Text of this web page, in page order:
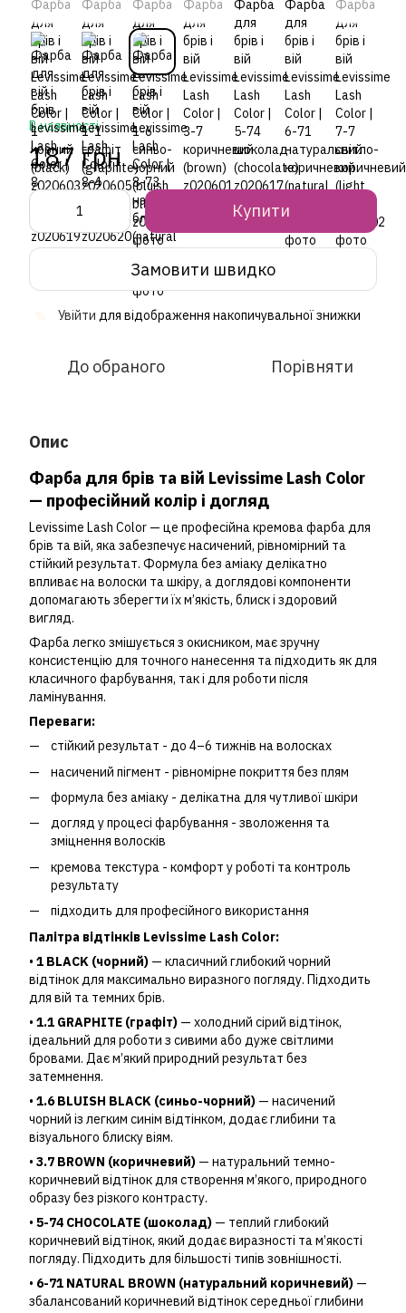
В наявності
187 грн
Купити
Замовити швидко
Увійти для відображення накопичувальної знижки
До обраного Порівняти
Опис
Фарба для брів та вій Levissime Lash Color
— професійний колір і догляд
Levissime Lash Color — це професійна кремова фарба для
брів та вій, яка забезпечує насичений, рівномірний та
стійкий результат. Формула без аміаку делікатно
впливає на волоски та шкіру, а доглядові компоненти
допомагають зберегти їх м’якість, блиск і здоровий
вигляд.
Фарба легко змішується з окисником, має зручну
консистенцію для точного нанесення та підходить як для
класичного фарбування, так і для роботи після
ламінування.
Переваги:
стійкий результат - до 4–6 тижнів на волосках
насичений пігмент - рівномірне покриття без плям
формула без аміаку - делікатна для чутливої шкіри
догляд у процесі фарбування - зволоження та
зміцнення волосків
кремова текстура - комфорт у роботі та контроль
результату
підходить для професійного використання
Палітра відтінків Levissime Lash Color:
• 1 BLACK (чорний) — класичний глибокий чорний
відтінок для максимально виразного погляду. Підходить
для вій та темних брів.
• 1.1 GRAPHITE (графіт) — холодний сірий відтінок,
ідеальний для роботи з сивими або дуже світлими
бровами. Дає м’який природний результат без
затемнення.
• 1.6 BLUISH BLACK (синьо-чорний) — насичений
чорний із легким синім відтінком, додає глибини та
візуального блиску віям.
• 3.7 BROWN (коричневий) — натуральний темно-
коричневий відтінок для створення м’якого, природного
образу без різкого контрасту.
• 5-74 CHOCOLATE (шоколад) — теплий глибокий
коричневий відтінок, який додає виразності та м’якості
погляду. Підходить для більшості типів зовнішності.
• 6-71 NATURAL BROWN (натуральний коричневий) —
збалансований коричневий відтінок середньої глибини